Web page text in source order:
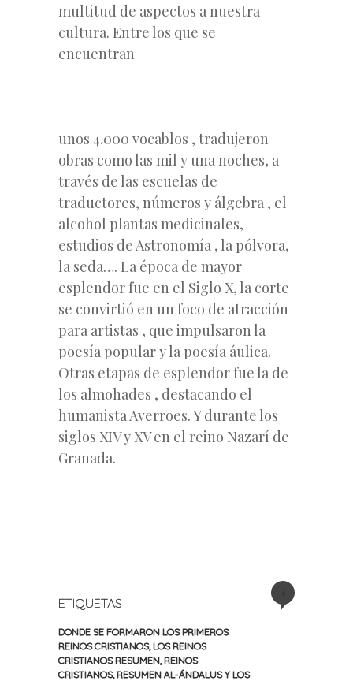
multitud de aspectos a nuestra
cultura. Entre los que se
encuentran
unos 4.000 vocablos , tradujeron
obras como las mil y una noches, a
través de las escuelas de
traductores, números y álgebra , el
alcohol plantas medicinales,
estudios de Astronomía , la pólvora,
la seda…. La época de mayor
esplendor fue en el Siglo X, la corte
se convirtió en un foco de atracción
para artistas , que impulsaron la
poesía popular y la poesía áulica.
Otras etapas de esplendor fue la de
los almohades , destacando el
humanista Averroes. Y durante los
siglos XIV y XV en el reino Nazarí de
Granada.
ETIQUETAS
DONDE SE FORMARON LOS PRIMEROS
REINOS CRISTIANOS, LOS REINOS
CRISTIANOS RESUMEN REINOS
CRISTIANOS, RESUMEN AL-ÁNDALUS Y LOS